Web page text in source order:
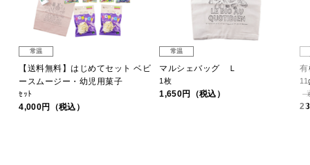
常温
【送料無料】はじめてセット ベビ
ースムージー・幼児用菓子
ｾｯﾄ
4,000円（税込）
常温
マルシェバッグ Ｌ
1枚
1,650円（税込）